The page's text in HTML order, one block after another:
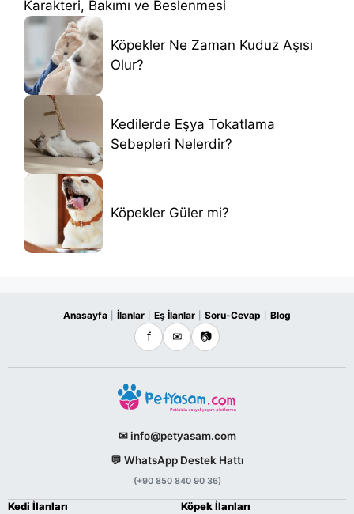
Karakteri, Bakımı ve Beslenmesi
Köpekler Ne Zaman Kuduz Aşısı
Olur?
Kedilerde Eşya Tokatlama
Sebepleri Nelerdir?
Köpekler Güler mi?
Anasayfa İlanlar Eş İlanlar Soru-Cevap Blog
f ✉ 📷
✉ info@petyasam.com
💬 WhatsApp Destek Hattı
(+90 850 840 90 36)
Kedi İlanları Köpek İlanları